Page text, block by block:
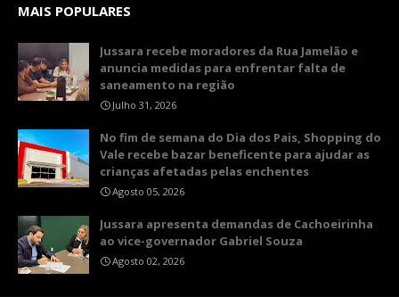
MAIS POPULARES
Jussara recebe moradores da Rua Jamelão e
anuncia medidas para enfrentar falta de
saneamento na região
Julho 31, 2026
No fim de semana do Dia dos Pais, Shopping do
Vale recebe bazar beneficente para ajudar as
crianças afetadas pelas enchentes
Agosto 05, 2026
Jussara apresenta demandas de Cachoeirinha
ao vice-governador Gabriel Souza
Agosto 02, 2026